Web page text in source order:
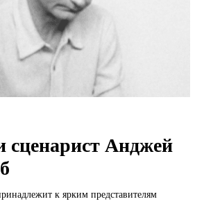
сценарист Анджей
к ярким представителям